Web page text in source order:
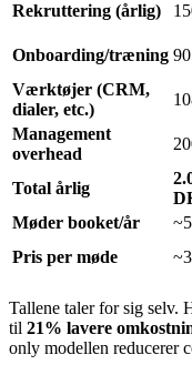
Rekruttering (årlig)
Onboarding/træning
Værktøjer (CRM,
dialer, etc.)
Management
overhead
Total årlig
Møder booket/år
Pris per møde
Tallene taler for sig selv.
til 21% lavere
only modellen reducerer